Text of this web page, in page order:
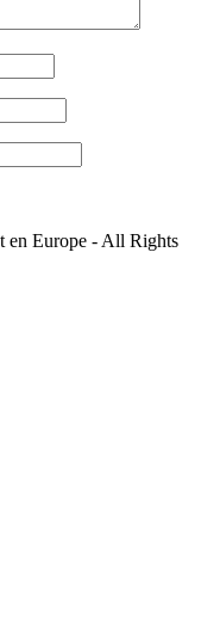
en Europe - All Rights